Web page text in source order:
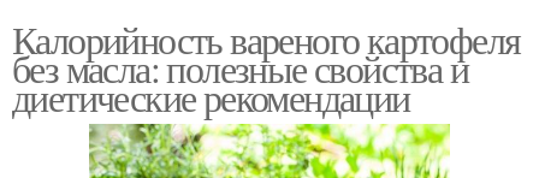
Калорийность вареного картофеля
без масла: полезные свойства и
диетические рекомендации